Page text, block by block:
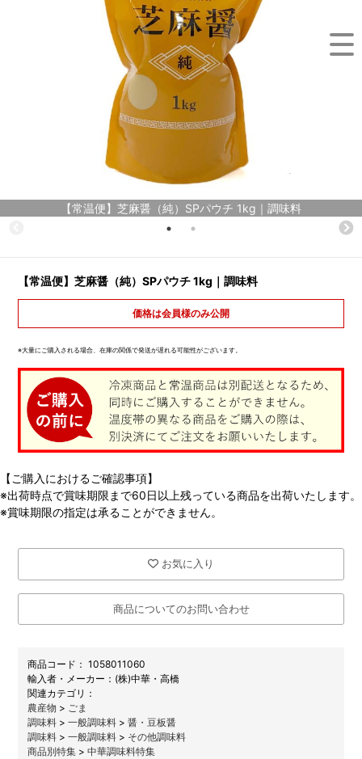
【常温便】芝麻醤（純）SPパウチ 1kg｜調味料
【常温便】芝麻醤（純）SPパウチ 1kg｜調味料
価格は会員様のみ公開
※大量にご購入される場合、在庫の関係で発送が遅れる可能性がございます。
【ご購入におけるご確認事項】
※出荷時点で賞味期限まで60日以上残っている商品を出荷いたします。
※賞味期限の指定は承ることができません。
お気に入り
商品についてのお問い合わせ
商品コード： 1058011060
メーカー： (株)中華・高橋
関連カテゴリ：
農産物 > ごま
調味料 >一般調味料 >醤・豆板醤
調味料 >一般調味料 > その他調味料
商品別特集 >中華調味料特集